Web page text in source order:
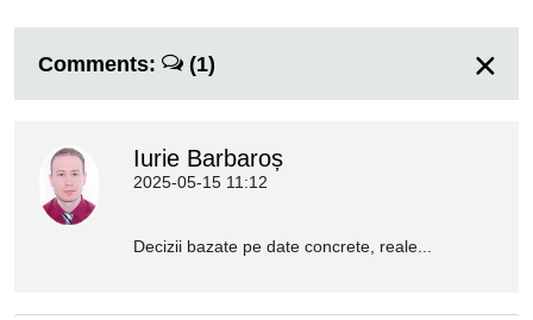
Comments: (1)
Iurie Barbaroș
2025-05-15 11:12
Decizii bazate pe date concrete, reale...